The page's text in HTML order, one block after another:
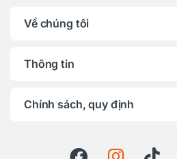
Về chúng tôi
Thông tin
Chính sách, quy định